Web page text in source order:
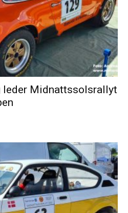
leder Midnattssolsrallyt